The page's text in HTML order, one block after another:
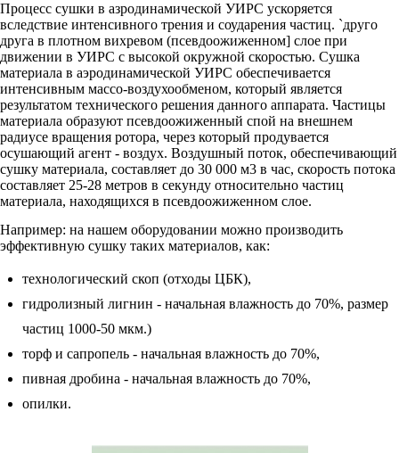
Процесс сушки в азродинамической УИРС ускоряется
вследствие интенсивного трения и соударения частиц. `друго
друга в плотном вихревом (псевдоожиженном] слое при
движении в УИРС с высокой окружной скоростью. Сушка
материала в аэродинамической УИРС обеспечивается
интенсивным массо-воздухообменом, который является
результатом технического решения данного аппарата. Частицы
материала образуют псевдоожиженный спой на внешнем
радиусе вращения ротора, через который продувается
осушающий агент - воздух. Воздушный поток, обеспечивающий
сушку материала, составляет до 30 000 м3 в час, скорость потока
составляет 25-28 метров в секунду относительно частиц
материала, находящихся в псевдоожиженном слое.
Например: на нашем оборудовании можно производить
эффективную сушку таких материалов, как:
технологический скоп (отходы ЦБК),
гидролизный лигнин - начальная влажность до 70%, размер
частиц 1000-50 мкм.)
торф и сапропель - начальная влажность до 70%,
пивная дробина - начальная влажность до 70%,
опилки.